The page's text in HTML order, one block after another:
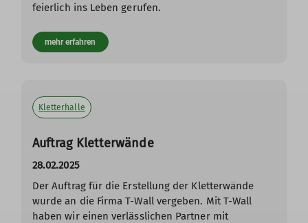
feierlich ins Leben gerufen.
mehr erfahren
Kletterhalle
Auftrag Kletterwände
28.02.2025
Der Auftrag für die Erstellung der Kletterwände
wurde an die Firma T-Wall vergeben. Mit T-Wall
haben wir einen verlässlichen Partner mit